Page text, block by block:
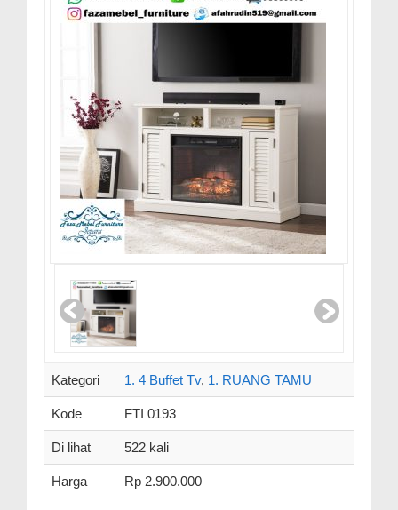
Kategori 1. 4 Buffet Tv, 1. RUANG TAMU
Kode FTI 0193
Di lihat 522 kali
Harga Rp 2.900.000